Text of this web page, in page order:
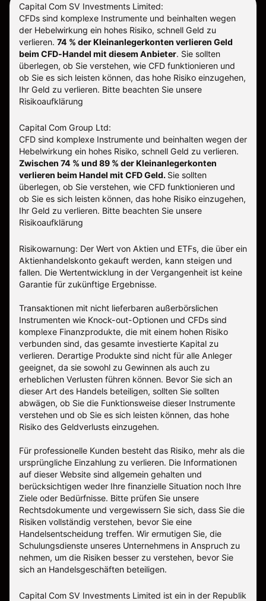
Capital Com SV Investments Limited:
CFDs sind komplexe Instrumente und beinhalten wegen
der Hebelwirkung ein hohes Risiko, schnell Geld zu
verlieren. 74 % der Kleinanlegerkonten verlieren Geld
beim CFD-Handel mit diesem Anbieter. Sie sollten
überlegen, ob Sie verstehen, wie CFD funktionieren und
ob Sie es sich leisten können, das hohe Risiko einzugehen,
Ihr Geld zu verlieren. Bitte beachten Sie unsere
Risikoaufklärung
Capital Com Group Ltd:
CFD sind komplexe Instrumente und beinhalten wegen der
Hebelwirkung ein hohes Risiko, schnell Geld zu verlieren.
Zwischen 74 % und 89 % der Kleinanlegerkonten
verlieren beim Handel mit CFD Geld. Sie sollten
überlegen, ob Sie verstehen, wie CFD funktionieren und
ob Sie es sich leisten können, das hohe Risiko einzugehen,
Ihr Geld zu verlieren. Bitte beachten Sie unsere
Risikoaufklärung
Risikowarnung: Der Wert von Aktien und ETFs, die über ein
Aktienhandelskonto gekauft werden, kann steigen und
fallen. Die Wertentwicklung in der Vergangenheit ist keine
Garantie für zukünftige Ergebnisse.
Transaktionen mit nicht lieferbaren außerbörslichen
Instrumenten wie Knock-out-Optionen und CFDs sind
komplexe Finanzprodukte, die mit einem hohen Risiko
verbunden sind, das gesamte investierte Kapital zu
verlieren. Derartige Produkte sind nicht für alle Anleger
geeignet, da sie sowohl zu Gewinnen als auch zu
erheblichen Verlusten führen können. Bevor Sie sich an
dieser Art des Handels beteiligen, sollten Sie sollten
abwägen, ob Sie die Funktionsweise dieser Instrumente
verstehen und ob Sie es sich leisten können, das hohe
Risiko des Geldverlusts einzugehen.
Für professionelle Kunden besteht das Risiko, mehr als die
ursprüngliche Einzahlung zu verlieren. Die Informationen
auf dieser Website sind allgemein gehalten und
berücksichtigen weder Ihre finanzielle Situation noch Ihre
Ziele oder Bedürfnisse. Bitte prüfen Sie unsere
Rechtsdokumente und vergewissern Sie sich, dass Sie die
Risiken vollständig verstehen, bevor Sie eine
Handelsentscheidung treffen. Wir ermutigen Sie, die
Schulungsdienste unseres Unternehmens in Anspruch zu
nehmen, um die Risiken besser zu verstehen, bevor Sie
sich an Handelsgeschäften beteiligen.
Capital Com SV Investments Limited ist ein in der Republik